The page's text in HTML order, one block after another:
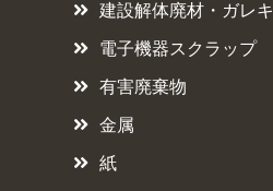
建設解体廃材・ガレキ
電子機器スクラップ
有害廃棄物
金属
紙